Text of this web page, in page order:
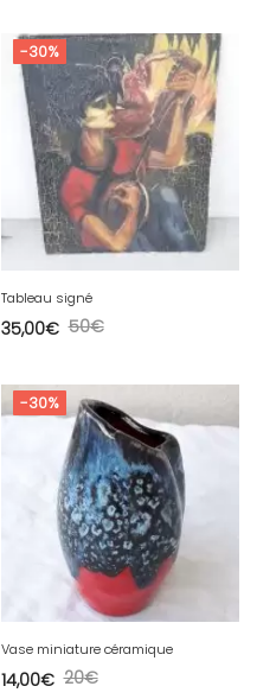
-30%
Tableau signé
50€
35,00€
-30%
Vase miniature céramique
20€
14,00€